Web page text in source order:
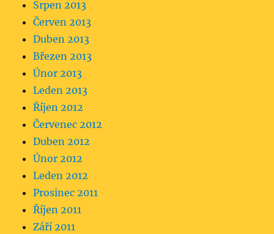
Srpen 2013
Červen 2013
Duben 2013
Březen 2013
Únor 2013
Leden 2013
Říjen 2012
Červenec 2012
Duben 2012
Únor 2012
Leden 2012
Prosinec 2011
Říjen 2011
Září 2011